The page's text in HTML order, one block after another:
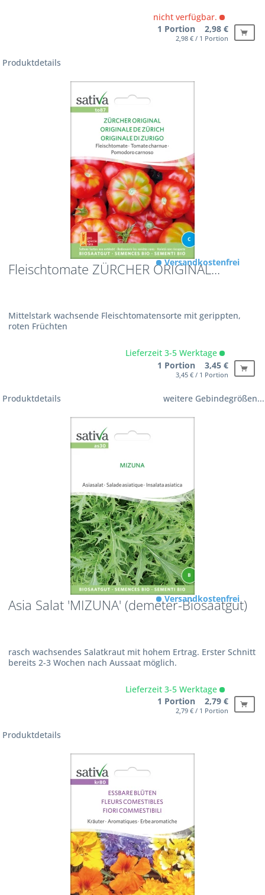
nicht verfügbar.
1 Portion 2,98 €
2,98 € / 1 Portion
Produktdetails
Fleischtomate ZÜRCHER ORIGINAL...
Mittelstark wachsende Fleischtomatensorte mit gerippten,
roten Früchten
Versandkostenfrei
Lieferzeit 3-5 Werktage
1 Portion 3,45 €
3,45 € / 1 Portion
Produktdetails weitere Gebindegrößen...
Asia Salat 'MIZUNA' (demeter-Biosaatgut)
rasch wachsendes Salatkraut mit hohem Ertrag. Erster Schnitt
bereits 2-3 Wochen nach Aussaat möglich.
Versandkostenfrei
Lieferzeit 3-5 Werktage
1 Portion 2,79 €
2,79 € / 1 Portion
Produktdetails